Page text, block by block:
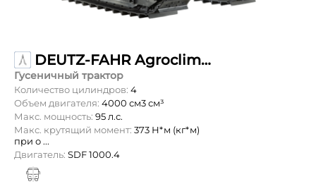
DEUTZ-FAHR Agroclimber 400F
Гусеничный трактор
Количество цилиндров: 4
Объем двигателя: 4000 см3 см³
Макс. мощность: 95 л.с.
Макс. крутящий момент: 373 Н*м (кг*м)
при о ...
Двигатель: SDF 1000.4